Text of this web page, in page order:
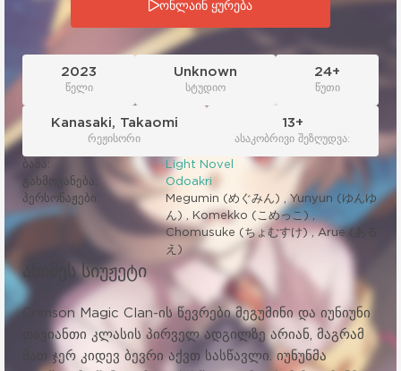
ონლაინ ყურება
2023
წელი
Unknown
სტუდიო
24+
წუთი
Kanasaki, Takaomi
რეჟისორი
13+
ასაკობრივი შეზღუდვა:
ბაზა:
Light Novel
გახმოვანება:
Odoakri
პერსონაჟები:
Megumin (めぐみん) , Yunyun (ゆんゆ
ん) , Komekko (こめっこ) ,
Chomusuke (ちょむすけ) , Arue (ある
え)
ანიმეს სიუჟეტი
Crimson Magic Clan-ის წევრები მეგუმინი და იუნიუნი
თავიანთი კლასის პირველ ადგილზე არიან, მაგრამ
მათ ჯერ კიდევ ბევრი აქვთ სასწავლი. იუნუნმა